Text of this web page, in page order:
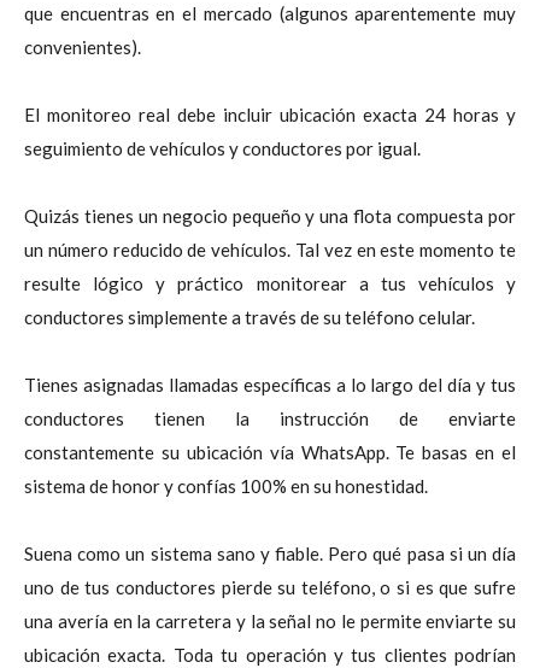
que encuentras en el mercado (algunos aparentemente muy
convenientes).
El monitoreo real debe incluir ubicación exacta 24 horas y
seguimiento de vehículos y conductores por igual.
Quizás tienes un negocio pequeño y una flota compuesta por
un número reducido de vehículos. Tal vez en este momento te
resulte lógico y práctico monitorear a tus vehículos y
conductores simplemente a través de su teléfono celular.
Tienes asignadas llamadas específicas a lo largo del día y tus
conductores tienen la instrucción de enviarte
constantemente su ubicación vía WhatsApp. Te basas en el
sistema de honor y confías 100% en su honestidad.
Suena como un sistema sano y fiable. Pero qué pasa si un día
uno de tus conductores pierde su teléfono, o si es que sufre
una avería en la carretera y la señal no le permite enviarte su
ubicación exacta. Toda tu operación y tus clientes podrían